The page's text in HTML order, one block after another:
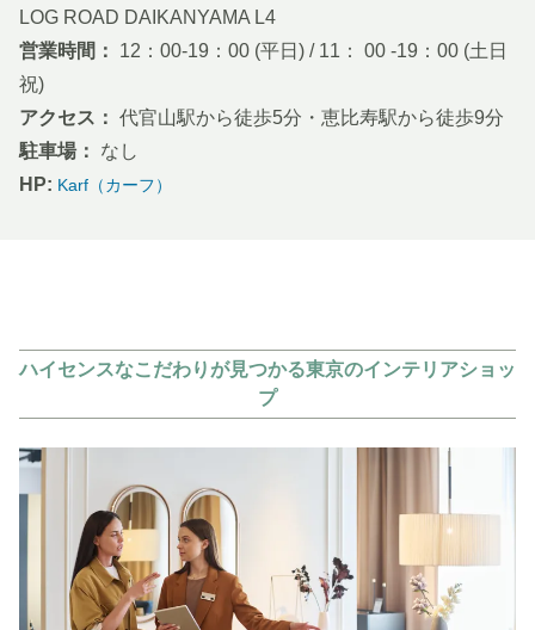
LOG ROAD DAIKANYAMA L4
営業時間： 12：00-19：00 (平日) / 11： 00 -19：00 (土日
祝)
アクセス： 代官山駅から徒歩5分・恵比寿駅から徒歩9分
駐車場： なし
HP: Karf（カーフ）
ハイセンスなこだわりが見つかる東京のインテリアショッ
プ